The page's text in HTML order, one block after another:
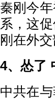
秦刚今
系，这
刚在外
4、怂了
中共在